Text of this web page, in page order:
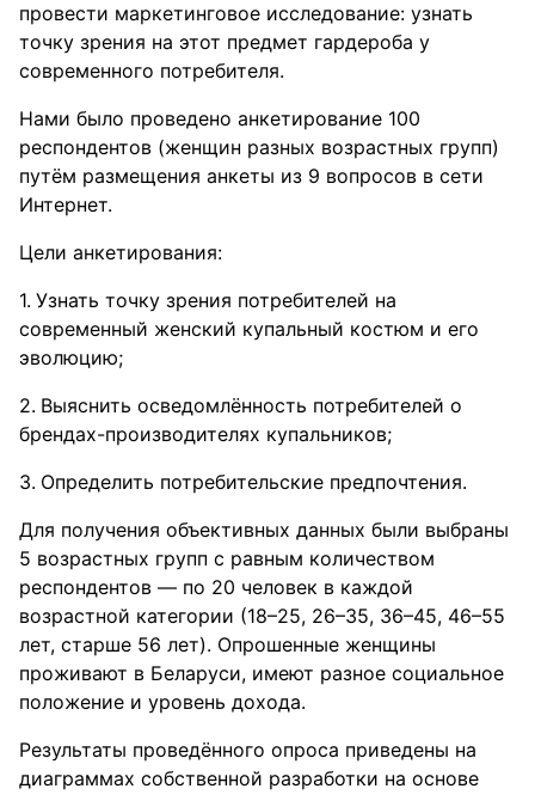
провести маркетинговое исследование: узнать
точку зрения на этот предмет гардероба у
современного потребителя.
Нами было проведено анкетирование 100
респондентов (женщин разных возрастных групп)
путём размещения анкеты из 9 вопросов в сети
Интернет.
Цели анкетирования:
Узнать точку зрения потребителей на
современный женский купальный костюм и его
эволюцию;
Выяснить осведомлённость потребителей о
брендах-производителях купальников;
Определить потребительские предпочтения.
Для получения объективных данных были выбраны
5 возрастных групп с равным количеством
респондентов — по 20 человек в каждой
возрастной категории (18–25, 26–35, 36–45, 46–55
лет, старше 56 лет). Опрошенные женщины
проживают в Беларуси, имеют разное социальное
положение и уровень дохода.
Результаты проведённого опроса приведены на
диаграммах собственной разработки на основе